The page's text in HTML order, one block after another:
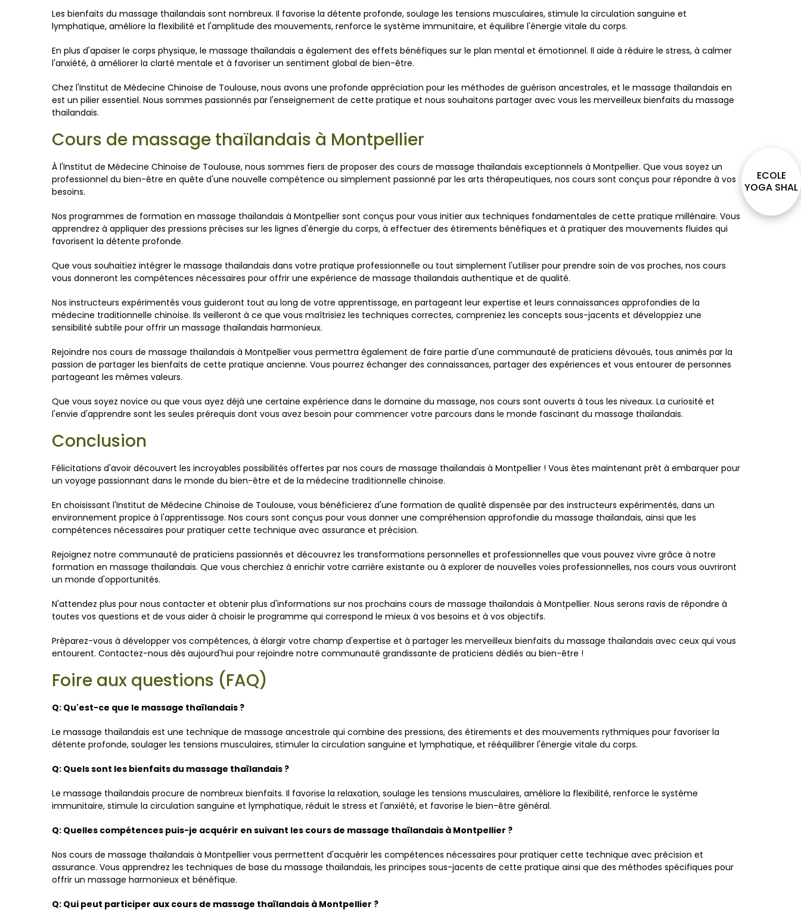
Les bienfaits du massage thaïlandais sont nombreux. Il favorise la détente profonde, soulage les tensions musculaires, stimule la circulation sanguine et
lymphatique, améliore la flexibilité et l'amplitude des mouvements, renforce le système immunitaire, et équilibre l'énergie vitale du corps.
En plus d'apaiser le corps physique, le massage thaïlandais a également des effets bénéfiques sur le plan mental et émotionnel. Il aide à réduire le stress, à calmer
l'anxiété, à améliorer la clarté mentale et à favoriser un sentiment global de bien-être.
Chez l'Institut de Médecine Chinoise de Toulouse, nous avons une profonde appréciation pour les méthodes de guérison ancestrales, et le massage thaïlandais en
est un pilier essentiel. Nous sommes passionnés par l'enseignement de cette pratique et nous souhaitons partager avec vous les merveilleux bienfaits du massage
thaïlandais.
Cours de massage thaïlandais à Montpellier
À l'Institut de Médecine Chinoise de Toulouse, nous sommes fiers de proposer des cours de massage thaïlandais exceptionnels à Montpellier. Que vous soyez un
professionnel du bien-être en quête d'une nouvelle compétence ou simplement passionné par les arts thérapeutiques, nos cours sont conçus pour répondre à vos
besoins.
Nos programmes de formation en massage thaïlandais à Montpellier sont conçus pour vous initier aux techniques fondamentales de cette pratique millénaire. Vous
apprendrez à appliquer des pressions précises sur les lignes d'énergie du corps, à effectuer des étirements bénéfiques et à pratiquer des mouvements fluides qui
favorisent la détente profonde.
Que vous souhaitiez intégrer le massage thaïlandais dans votre pratique professionnelle ou tout simplement l'utiliser pour prendre soin de vos proches, nos cours
vous donneront les compétences nécessaires pour offrir une expérience de massage thaïlandais authentique et de qualité.
Nos instructeurs expérimentés vous guideront tout au long de votre apprentissage, en partageant leur expertise et leurs connaissances approfondies de la
médecine traditionnelle chinoise. Ils veilleront à ce que vous maîtrisiez les techniques correctes, compreniez les concepts sous-jacents et développiez une
sensibilité subtile pour offrir un massage thaïlandais harmonieux.
Rejoindre nos cours de massage thaïlandais à Montpellier vous permettra également de faire partie d'une communauté de praticiens dévoués, tous animés par la
passion de partager les bienfaits de cette pratique ancienne. Vous pourrez échanger des connaissances, partager des expériences et vous entourer de personnes
partageant les mêmes valeurs.
Que vous soyez novice ou que vous ayez déjà une certaine expérience dans le domaine du massage, nos cours sont ouverts à tous les niveaux. La curiosité et
l'envie d'apprendre sont les seules prérequis dont vous avez besoin pour commencer votre parcours dans le monde fascinant du massage thaïlandais.
Conclusion
Félicitations d'avoir découvert les incroyables possibilités offertes par nos cours de massage thaïlandais à Montpellier ! Vous êtes maintenant prêt à embarquer pour
un voyage passionnant dans le monde du bien-être et de la médecine traditionnelle chinoise.
En choisissant l'Institut de Médecine Chinoise de Toulouse, vous bénéficierez d'une formation de qualité dispensée par des instructeurs expérimentés, dans un
environnement propice à l'apprentissage. Nos cours sont conçus pour vous donner une compréhension approfondie du massage thaïlandais, ainsi que les
compétences nécessaires pour pratiquer cette technique avec assurance et précision.
Rejoignez notre communauté de praticiens passionnés et découvrez les transformations personnelles et professionnelles que vous pouvez vivre grâce à notre
formation en massage thaïlandais. Que vous cherchiez à enrichir votre carrière existante ou à explorer de nouvelles voies professionnelles, nos cours vous ouvriront
un monde d'opportunités.
N'attendez plus pour nous contacter et obtenir plus d'informations sur nos prochains cours de massage thaïlandais à Montpellier. Nous serons ravis de répondre à
toutes vos questions et de vous aider à choisir le programme qui correspond le mieux à vos besoins et à vos objectifs.
Préparez-vous à développer vos compétences, à élargir votre champ d'expertise et à partager les merveilleux bienfaits du massage thaïlandais avec ceux qui vous
entourent. Contactez-nous dès aujourd'hui pour rejoindre notre communauté grandissante de praticiens dédiés au bien-être !
Foire aux questions (FAQ)
Q: Qu'est-ce que le massage thaïlandais ?
Le massage thaïlandais est une technique de massage ancestrale qui combine des pressions, des étirements et des mouvements rythmiques pour favoriser la
détente profonde, soulager les tensions musculaires, stimuler la circulation sanguine et lymphatique, et rééquilibrer l'énergie vitale du corps.
Q: Quels sont les bienfaits du massage thaïlandais ?
Le massage thaïlandais procure de nombreux bienfaits. Il favorise la relaxation, soulage les tensions musculaires, améliore la flexibilité, renforce le système
immunitaire, stimule la circulation sanguine et lymphatique, réduit le stress et l'anxiété, et favorise le bien-être général.
Q: Quelles compétences puis-je acquérir en suivant les cours de massage thaïlandais à Montpellier ?
Nos cours de massage thaïlandais à Montpellier vous permettent d'acquérir les compétences nécessaires pour pratiquer cette technique avec précision et
assurance. Vous apprendrez les techniques de base du massage thaïlandais, les principes sous-jacents de cette pratique ainsi que des méthodes spécifiques pour
offrir un massage harmonieux et bénéfique.
Q: Qui peut participer aux cours de massage thaïlandais à Montpellier ?
ECOLE
YOGA SHAL